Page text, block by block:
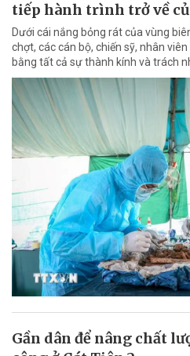
tiếp hành trình trở về
Dưới cái nắng bỏng rát của vùng
chợt, các cán bộ, chiến sỹ, nhân
bằng tất cả sự thành kính và trách
Gần dân để nâng chất